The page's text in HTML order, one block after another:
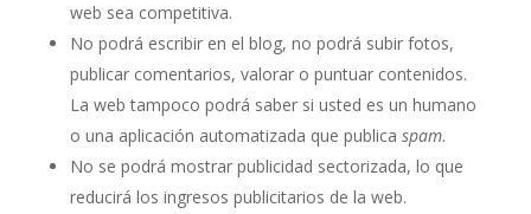
web sea competitiva.
No podrá escribir en el blog, no podrá subir fotos,
publicar comentarios, valorar o puntuar contenidos.
La web tampoco podrá saber si usted es un humano
o una aplicación automatizada que publica spam.
No se podrá mostrar publicidad sectorizada, lo que
reducirá los ingresos publicitarios de la web.